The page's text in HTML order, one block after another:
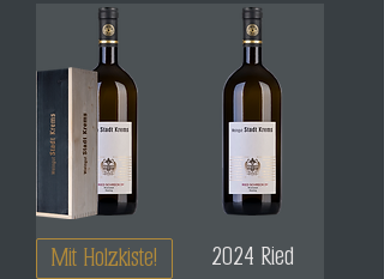
Mit Holzkiste!
2024 Ried